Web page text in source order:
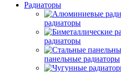
Радиаторы
радиаторы
радиаторы
панельные радиаторы